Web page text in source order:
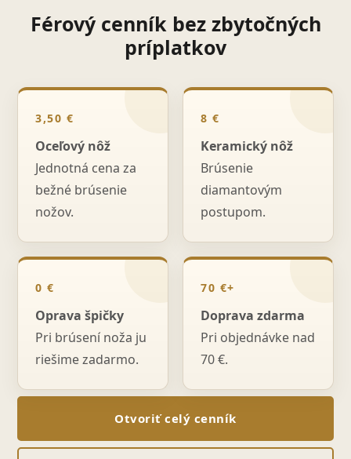
Férový cenník bez zbytočných
príplatkov
3,50 €
Oceľový nôž
Jednotná cena za
bežné brúsenie
nožov.
8 €
Keramický nôž
Brúsenie
diamantovým
postupom.
0 €
Oprava špičky
Pri brúsení noža ju
riešime zadarmo.
70 €+
Doprava zdarma
Pri objednávke nad
70 €.
Otvoriť celý cenník